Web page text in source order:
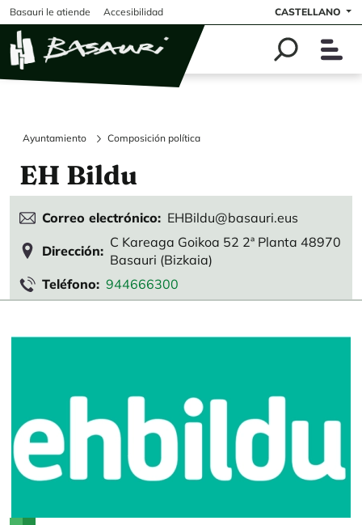
Pasar al contenido principal
Basauri le atiende Accesibilidad CASTELLANO
Ayuntamiento Composición política
EH Bildu
Correo electrónico EHBildu@basauri.eus
Dirección
C Kareaga Goikoa 52 2ª Planta 48970
Basauri (Bizkaia)
Teléfono
944666300